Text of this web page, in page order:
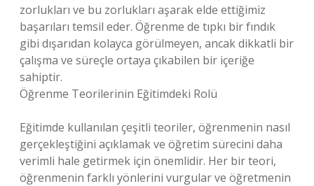
zorlukları ve bu zorlukları aşarak elde ettiğimiz
başarıları temsil eder. Öğrenme de tıpkı bir fındık
gibi dışarıdan kolayca görülmeyen, ancak dikkatli bir
çalışma ve süreçle ortaya çıkabilen bir içeriğe
sahiptir.
Öğrenme Teorilerinin Eğitimdeki Rolü
Eğitimde kullanılan çeşitli teoriler, öğrenmenin nasıl
gerçekleştiğini açıklamak ve öğretim sürecini daha
verimli hale getirmek için önemlidir. Her bir teori,
öğrenmenin farklı yönlerini vurgular ve öğretmenin